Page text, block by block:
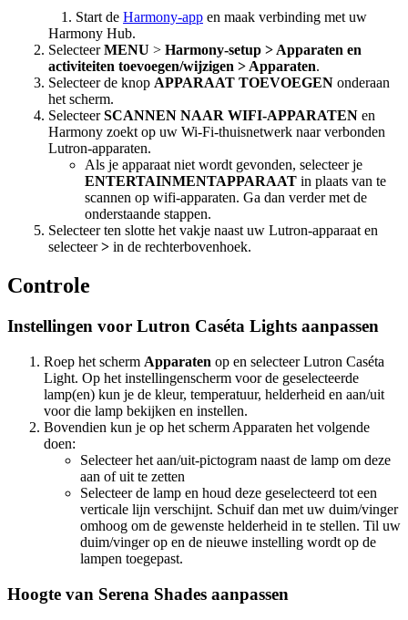
Start de Harmony-app en maak verbinding met uw
Harmony Hub.
SelecteerMENU > Harmony-setup > Apparaten en
activiteiten toevoegen/wijzigen > Apparaten.
Selecteer de knop APPARAAT TOEVOEGEN onderaan
het scherm.
SelecteerSCANNEN NAAR WIFI-APPARATEN en
Harmony zoekt op uw Wi-Fi-thuisnetwerk naar verbonden
Lutron-apparaten.
Als je apparaat niet wordt gevonden, selecteer je
ENTERTAINMENTAPPARAAT in plaats van te
scannen op wifi-apparaten. Ga dan verder met de
onderstaande stappen.
Selecteer ten slotte het vakje naast uw Lutron-apparaat en
selecteer> in de rechterbovenhoek.
Controle
Instellingen voor Lutron Caséta Lights aanpassen
Roep het scherm Apparaten op en selecteer Lutron Caséta
Light. Op het instellingenscherm voor de geselecteerde
lamp(en) kun je de kleur, temperatuur, helderheid en aan/uit
voor die lamp bekijken en instellen.
Bovendien kun je op het scherm Apparaten het volgende
doen:
Selecteer het aan/uit-pictogram naast de lamp om deze
aan of uit te zetten
Selecteer de lamp en houd deze geselecteerd tot een
verticale lijn verschijnt. Schuif dan met uw duim/vinger
omhoog om de gewenste helderheid in te stellen. Til uw
duim/vinger op en de nieuwe instelling wordt op de
lampen toegepast.
Hoogte van Serena Shades aanpassen